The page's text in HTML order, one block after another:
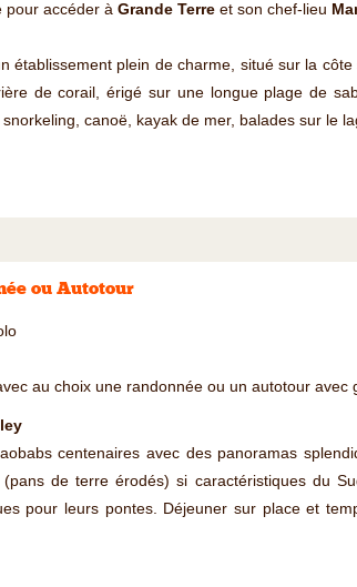
pour accéder à Grande Terreet son chef-lieu
établissement plein de charme, situé sur la
de corail, érigé sur une longue plage de
canoë, kayak de mer, balades sur le
ou Autotour
au choix une randonnée ou un autotour avec
centenaires avec des panoramas
(pans de terre érodés) si caractéristiques du
pour leurs pontes. Déjeuner sur place et